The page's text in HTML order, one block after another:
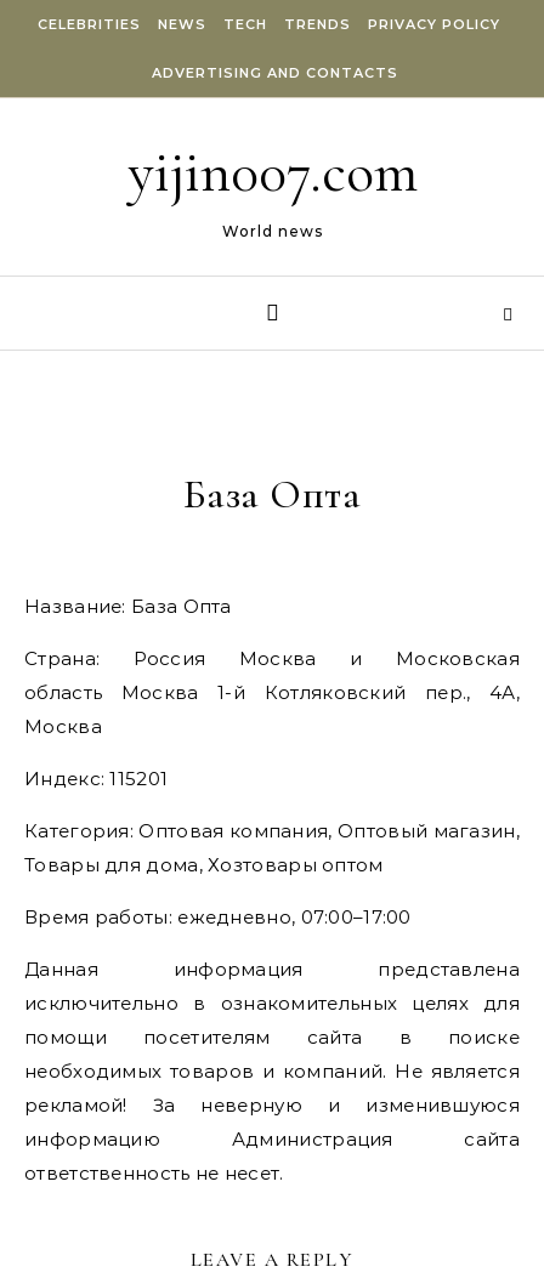
CELEBRITIES NEWS TECH TRENDS PRIVACY POLICY
ADVERTISING AND CONTACTS
yijin007.com
World news
База Опта
Название: База Опта
Страна: Россия Москва и Московская
область Москва 1-й Котляковский пер., 4А,
Москва
Индекс: 115201
Категория: Оптовая компания, Оптовый магазин,
Товары для дома, Хозтовары оптом
Время работы: ежедневно, 07:00–17:00
Данная информация представлена
исключительно в ознакомительных целях для
помощи посетителям сайта в поиске
необходимых товаров и компаний. Не является
рекламой! За неверную и изменившуюся
информацию Администрация сайта
ответственность не несет.
LEAVE A REPLY